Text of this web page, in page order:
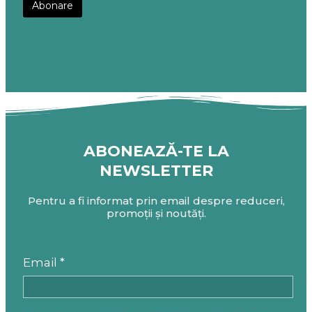
ABONEAZĂ-TE LA
NEWSLETTER
Pentru a fi informat prin email despre reduceri,
promoții și noutăți.
Email *